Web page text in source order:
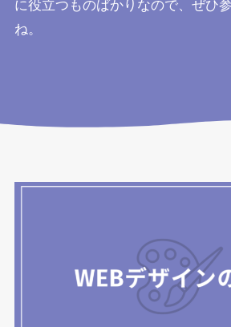
に役立つものばかりなので、ぜひ
ね。